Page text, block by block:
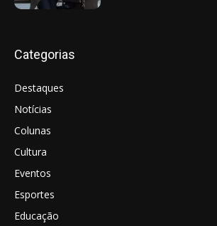
Categorias
Destaques
Notícias
Colunas
Cultura
Eventos
Esportes
Educação